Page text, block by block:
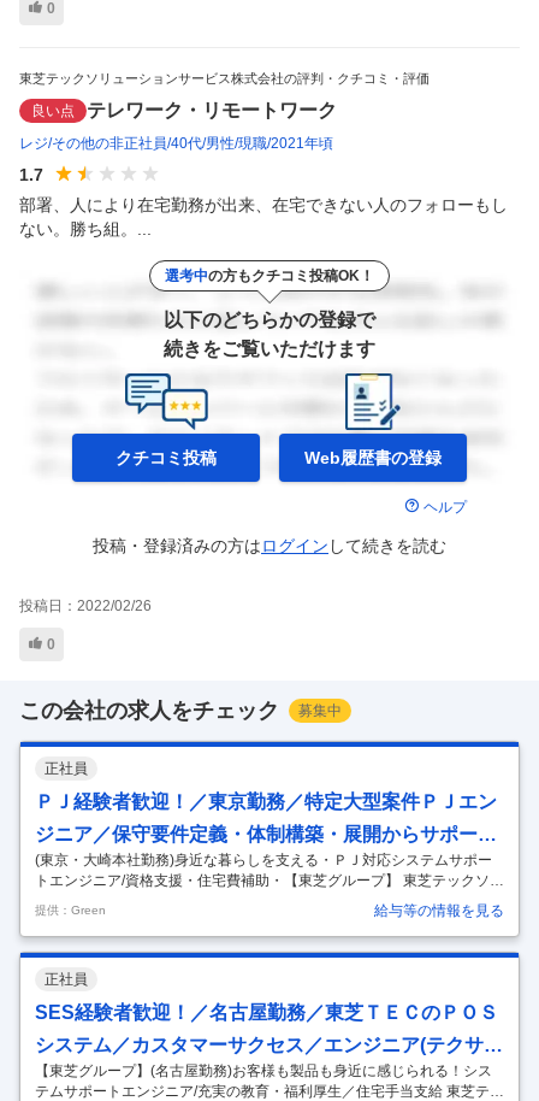
0
東芝テックソリューションサービス株式会社の評判・クチコミ・評価
良い点 テレワーク・リモートワーク
レジ その他の非正社員 40代 男性 現職 2021年頃
1.7
部署、人により在宅勤務が出来、在宅できない人のフォローもし
ない。勝ち組。...
選考中の方もクチコミ投稿OK！
以下のどちらかの登録で
続きをご覧いただけます
クチコミ投稿 Web履歴書の登録
ヘルプ
投稿・登録済みの方はログイン して続きを読む
投稿日： 2022/02/26
0
この会社の求人をチェック 募集中
正社員
ＰＪ経験者歓迎！／東京勤務／特定大型案件ＰＪエン
ジニア／保守要件定義・体制構築・展開からサポート
まで
(東京・大崎本社勤務)身近な暮らしを支える・ＰＪ対応システムサポー
トエンジニア/資格支援・住宅費補助・【東芝グループ】 東芝テックソリ
ューションサービス株式会社 - トップシェアの店舗システムを支え続け
る東芝グループ会社 仕事内容 ～全国チェーンの大規模案件専門対応、お
客様も製品も身近に感じられる～ ・大手コンビニエンスストアをはじめ
とする全国チェーンの大型案件プロジェクトへ参画 保守要件定義、体制
設計・構築から展開対応をプロジェクト単位で担当。 ・店舗内の構成機
器やシステム等店舗丸ごとテクニカルサポート。 ・東芝テック営業担当
と協力したソリューション提案。 ＜保守要件定義・設計・構築＞ プロ…
提供：Green 給与等の情報を見る
正社員
SES経験者歓迎！／名古屋勤務／東芝ＴＥＣのＰＯＳ
システム／カスタマーサクセス／エンジニア(テクサ
ポ・導入SE)
【東芝グループ】(名古屋勤務)お客様も製品も身近に感じられる！シス
テムサポートエンジニア/充実の教育・福利厚生／住宅手当支給 東芝テッ